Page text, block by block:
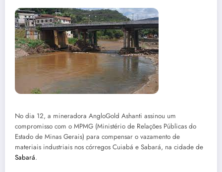
No dia 12, a mineradora AngloGold Ashanti assinou um
compromisso com o MPMG (Ministério de Relações Públicas do
Estado de Minas Gerais) para compensar o vazamento de
materiais industriais nos córregos Cuiabá e Sabará, na cidade de
Sabará.